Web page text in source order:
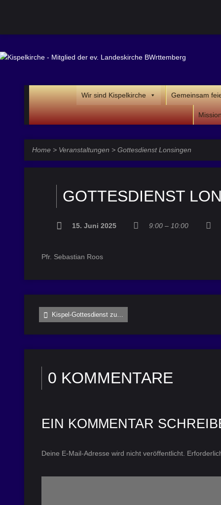
Wir sind Kispelkirche Gemeinsam
Home > Veranstaltungen > Gottesdienst Lonsingen
GOTTESDIENST
15. Juni 2025 9:00 – 10:00
Pfr. Sebastian Roos
Kispel-Gottesdienst zu…
0 KOMMENTARE
EIN KOMMENTAR
Deine E-Mail-Adresse wird nicht veröffentlicht.